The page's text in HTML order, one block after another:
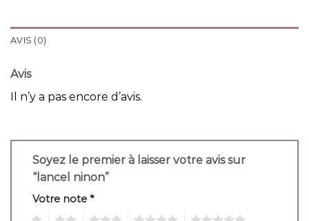
AVIS (0)
Avis
Il n’y a pas encore d’avis.
Soyez le premier à laisser votre avis sur
“lancel ninon”
Votre note *